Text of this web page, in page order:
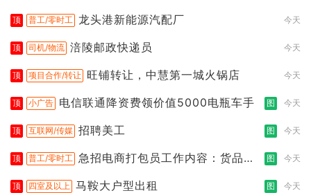
顶 普工/零时工 龙头港新能源汽配厂 今天
顶 司机/物流 涪陵邮政快递员 今天
顶 项目合作/转让 旺铺转让，中慧第一城火锅店 今天
顶 小广告 电信联通降资费领价值5000电瓶车手 图 今天
顶 互联网/传媒 招聘美工 图 今天
顶 普工/零时工 急招电商打包员工作内容：货品分
图 今天
顶 四室及以上 马鞍大户型出租 图 今天